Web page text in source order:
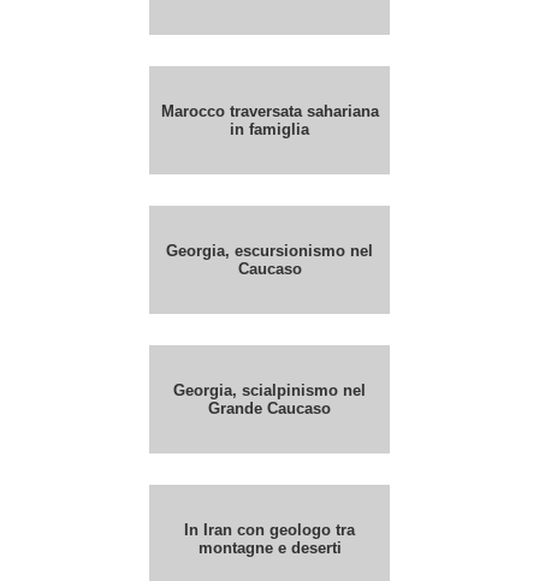
Marocco traversata sahariana
in famiglia
Georgia, escursionismo nel
Caucaso
Georgia, scialpinismo nel
Grande Caucaso
In Iran con geologo tra
montagne e deserti